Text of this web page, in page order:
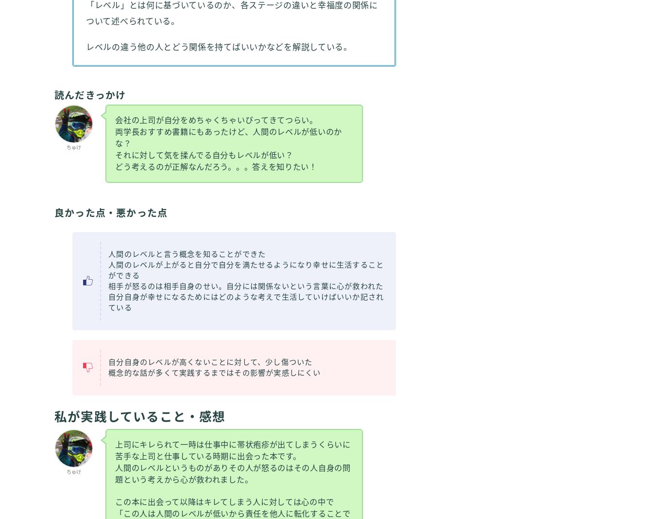
「レベル」とは何に基づいているのか、各ステージの違いと幸福度の関係に
ついて述べられている。
レベルの違う他の人とどう関係を持てばいいかなどを解説している。
読んだきっかけ
ちゅけ
会社の上司が自分をめちゃくちゃいびってきてつらい。
両学長おすすめ書籍にもあったけど、人間のレベルが低いのか
な？
それに対して気を揉んでる自分もレベルが低い？
どう考えるのが正解なんだろう。。。答えを知りたい！
良かった点・悪かった点
人間のレベルと言う概念を知ることができた
人間のレベルが上がると自分で自分を満たせるようになり幸せに生活すること
ができる
相手が怒るのは相手自身のせい。自分には関係ないという言葉に心が救われた
自分自身が幸せになるためにはどのような考えで生活していけばいいか記され
ている
自分自身のレベルが高くないことに対して、少し傷ついた
概念的な話が多くて実践するまではその影響が実感しにくい
私が実践していること・感想
ちゅけ
上司にキレられて一時は仕事中に帯状疱疹が出てしまうくらいに
苦手な上司と仕事している時期に出会った本です。
人間のレベルというものがありその人が怒るのはその人自身の問
題という考えから心が救われました。
この本に出会って以降はキレてしまう人に対しては心の中で
「この人は人間のレベルが低いから責任を他人に転化することで